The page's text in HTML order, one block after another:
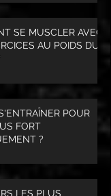
SE MUSCLER AVEC
AU POIDS DU
POUR
FORT
?
LES PLUS